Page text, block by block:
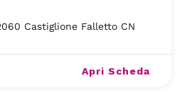
Castiglione Falletto CN
Apri Scheda